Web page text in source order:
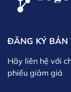
ĐĂNG KÝ BẢN
Hãy liên hệ với
phiếu giảm giá